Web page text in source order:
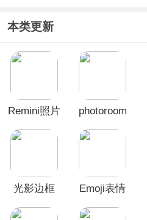
本类更新
Remini照片
photoroom
光影边框
Emoji表情